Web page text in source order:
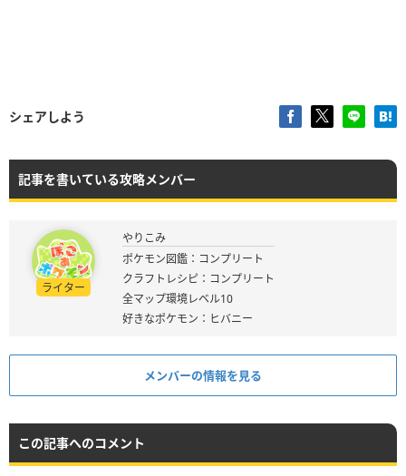
シェアしよう
記事を書いている攻略メンバー
ライター
やりこみ
ポケモン図鑑：コンプリート
クラフトレシピ：コンプリート
全マップ環境レベル10
好きなポケモン：ヒバニー
メンバーの情報を見る
この記事へのコメント